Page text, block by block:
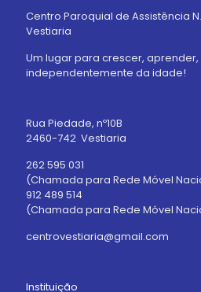
Centro Paroquial de Assistência
Vestiaria
Um lugar para crescer,
independentemente da idade!
Rua Piedade, nº10B
2460-742 Vestiaria
262 595 031
(Chamada para Rede Móvel
912 489 514
(Chamada para Rede Móvel
centrovestiaria@gmail.com
Instituição